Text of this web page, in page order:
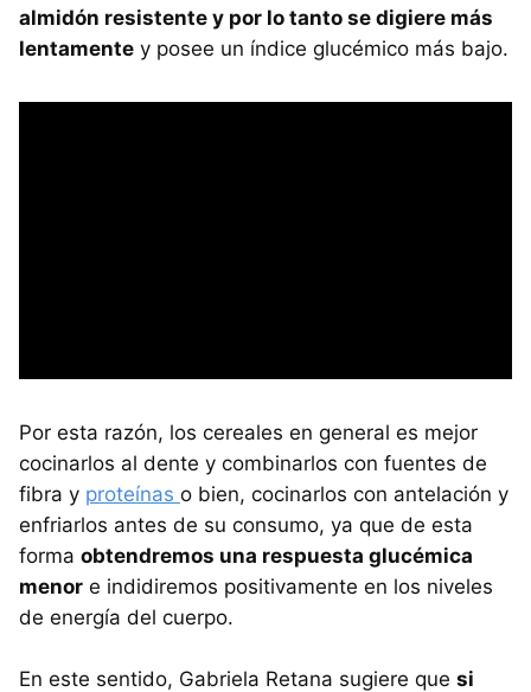
almidón resistente y por lo tanto se digiere más
lentamente y posee un índice glucémico más bajo.
Por esta razón, los cereales en general es mejor
cocinarlos al dente y combinarlos con fuentes de
fibra y proteínas o bien, cocinarlos con antelación y
enfriarlos antes de su consumo, ya que de esta
forma obtendremos una respuesta glucémica
menor e indidiremos positivamente en los niveles
de energía del cuerpo.
En este sentido, Gabriela Retana sugiere que si